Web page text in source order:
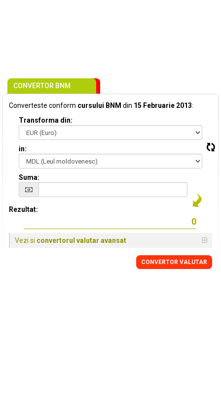
CONVERTOR BNM
Converteste conform cursului BNM din 15 Februarie 2013:
Transforma din:
in:
Suma:
Rezultat:
Vezi si convertorul valutar avansat
CONVERTOR VALUTAR